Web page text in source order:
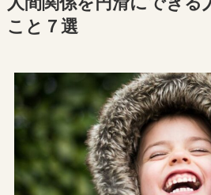
こと７選